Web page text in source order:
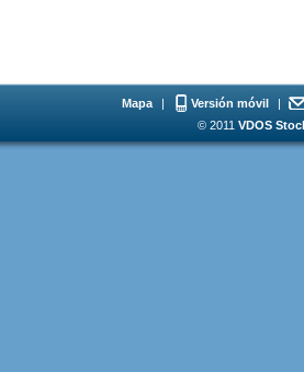
Mapa | Versión móvil
|
© 2011 VDOS